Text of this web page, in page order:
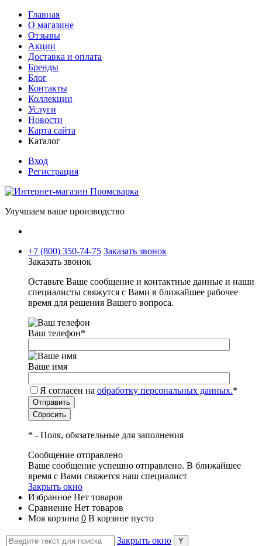
Главная
О магазине
Отзывы
Акции
Доставка и оплата
Бренды
Блог
Контакты
Коллекции
Услуги
Новости
Карта сайта
Каталог
Вход
Регистрация
Улучшаем ваше производство
+7 (800) 350-74-75 Заказать звонок
Заказать звонок
Оставьте Ваше сообщение и контактные данные и наши
специалисты свяжутся с Вами в ближайшее рабочее
время для решения Вашего вопроса.
Ваш телефон*
Ваше имя
Я согласен на обработку персональных данных.*
* - Поля, обязательные для заполнения
Сообщение отправлено
Ваше сообщение успешно отправлено. В ближайшее
время с Вами свяжется наш специалист
Закрыть окно
Избранное Нет товаров
Сравнение Нет товаров
Моя корзина 0 В корзине пусто
Закрыть окно